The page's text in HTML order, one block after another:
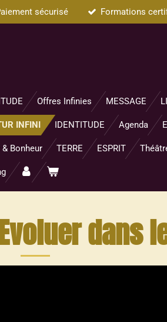
sécurisé Formations
Offres Infinies MESSAGE
INFINI IDENTITUDE Agenda
Bonheur TERRE ESPRIT
dans le